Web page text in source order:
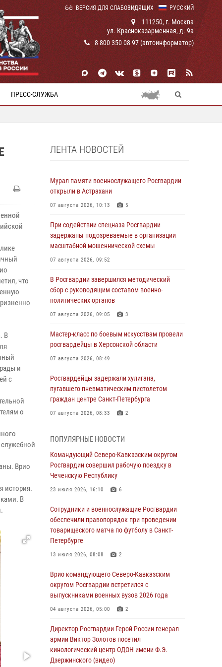
РУССКИЙ
ВЕРСИЯ ДЛЯ СЛАБОВИДЯЩИХ
111250, г. Москва
ул. Красноказарменная, д. 9а
8 800 350 08 97 (автоинформатор)
ПРЕСС-СЛУЖБА
что
В
и
с
о
Врио
история.
В
ЛЕНТА НОВОСТЕЙ
Мурал памяти военнослужащего Росгвардии
открыли в Астрахани
07 августа 2026, 10:13 5
При содействии спецназа Росгвардии
задержаны подозреваемые в организации
масштабной мошеннической схемы
07 августа 2026, 09:52
В Росгвардии завершился методический
сбор с руководящим составом военно-
политических органов
07 августа 2026, 09:05 3
Мастер-класс по боевым искусствам провели
росгвардейцы в Херсонской области
07 августа 2026, 08:49
Росгвардейцы задержали хулигана,
пугавшего пневматическим пистолетом
граждан центре Санкт-Петербурга
07 августа 2026, 08:33 2
мужчину, пытавшегося проникнуть на
охраняемый объект через крышу (видео)
07 августа 2026, 08:04 1
Представители Росгвардии и руководство
журналистов обсудили вопросы
взаимодействия
07 августа 2026, 08:00 2
Для подразделений Росгвардии,
военной операции, переданы специальные
автомобили
07 августа 2026, 07:53 4
Иркутской области задержаны
подозреваемые в коммерческом подкупе
(видео)
07 августа 2026, 07:51
ПОПУЛЯРНЫЕ НОВОСТИ
Командующий Северо-Кавказским округом
Росгвардии совершил рабочую поездку в
Чеченскую Республику
23 июля 2026, 16:10 6
Сотрудники и военнослужащие Росгвардии
обеспечили правопорядок при проведении
товарищеского матча по футболу в Санкт-
Петербурге
13 июля 2026, 08:08 2
Врио командующего Северо-Кавказским
округом Росгвардии встретился с
выпускниками военных вузов 2026 года
04 августа 2026, 05:00 2
Директор Росгвардии Герой России генерал
армии Виктор Золотов посетил
кинологический центр ОДОН имени Ф.Э.
Дзержинского (видео)